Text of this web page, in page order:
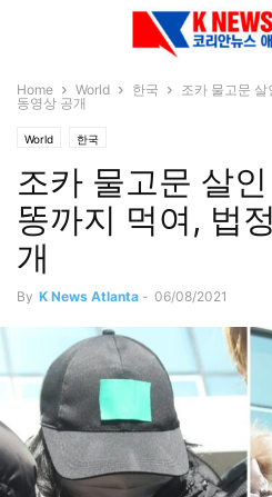
Home World 한국
조카 물고문
동영상 공개
World 한국
조카 물고문 살
똥까지 먹여, 법
개
By K News Atlanta - 06/08/2021